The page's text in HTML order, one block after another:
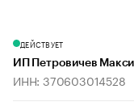
ДЕЙСТВУЕТ
ИП Петровичев
ИНН: 370603014528